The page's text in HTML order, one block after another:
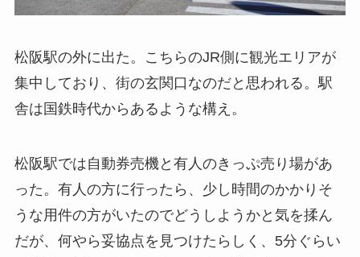
松阪駅の外に出た。こちらのJR側に観光エリアが
集中しており、街の玄関口なのだと思われる。駅
舎は国鉄時代からあるような構え。
松阪駅では自動券売機と有人のきっぷ売り場があ
った。有人の方に行ったら、少し時間のかかりそ
うな用件の方がいたのでどうしようかと気を揉ん
だが、何やら妥協点を見つけたらしく、5分ぐらい